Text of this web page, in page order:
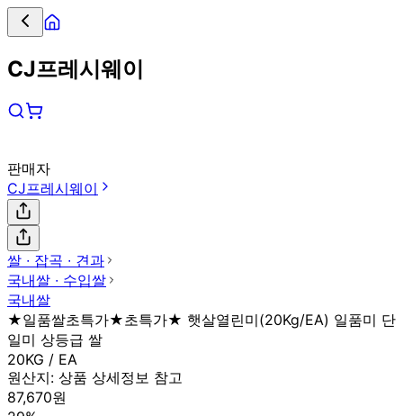
CJ프레시웨이
판매자
CJ프레시웨이
쌀 ∙ 잡곡 ∙ 견과
국내쌀 ∙ 수입쌀
국내쌀
★일품쌀초특가★초특가★ 햇살열린미(20Kg/EA) 일품미 단
일미 상등급 쌀
20KG / EA
원산지: 상품 상세정보 참고
87,670원